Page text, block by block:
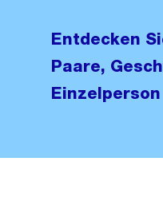
Entdecken
Paare,